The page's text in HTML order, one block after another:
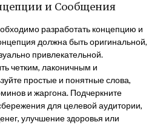
и Сообщения
разработать концепцию и
должна быть оригинальной,
привлекательной.
четким, лаконичным и
простые и понятные слова,
и жаргона. Подчеркните
для целевой аудитории,
улучшение здоровья или